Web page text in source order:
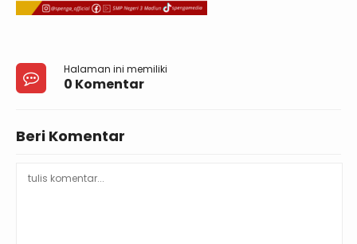
Halaman ini memiliki
0 Komentar
Beri Komentar